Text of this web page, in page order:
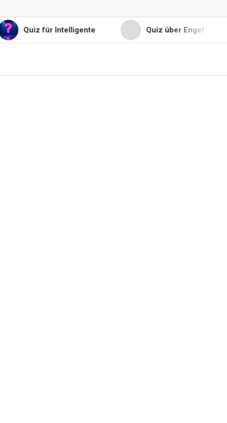
Quiz für Intelligente Quiz über Engel